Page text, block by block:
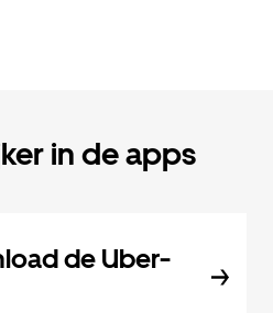
in de apps
de Uber-